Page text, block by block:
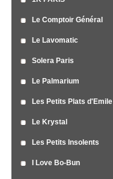
Le Comptoir Général
Le Lavomatic
Solera Paris
Le Palmarium
Les Petits Plats d'Emile
Le Krystal
Les Petits Insolents
I Love Bo-Bun